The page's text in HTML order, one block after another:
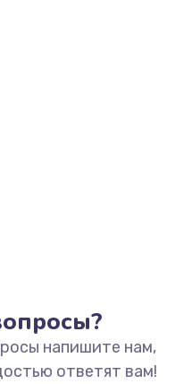
напишите нам,
ответят вам!